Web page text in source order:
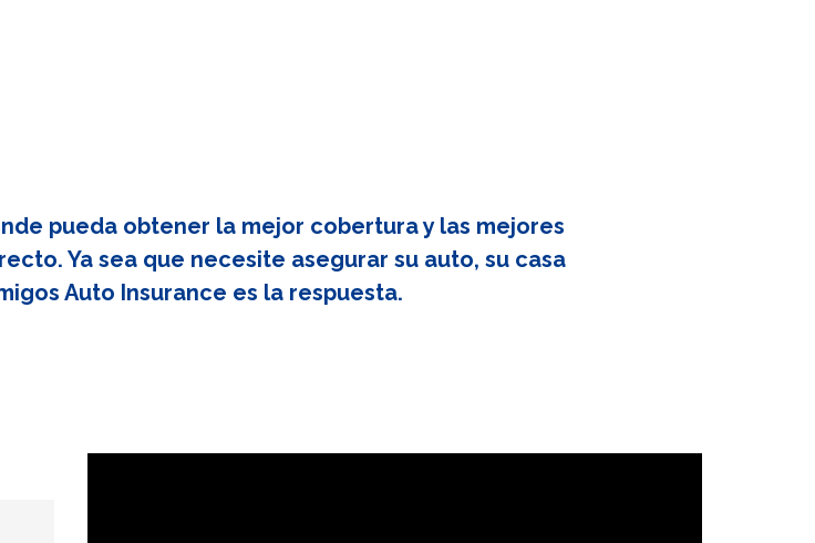
pueda obtener la mejor cobertura y las mejores
Ya sea que necesite asegurar su auto, su casa
Auto Insurance es la respuesta.